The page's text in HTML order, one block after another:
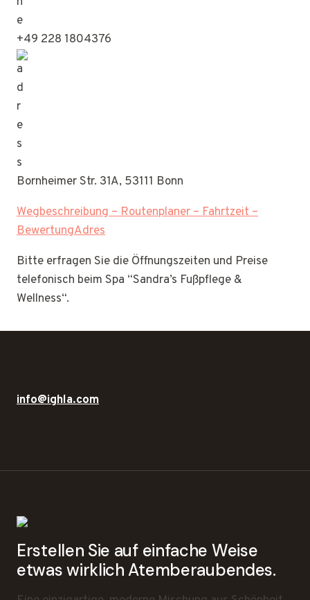
+49 228 1804376
Bornheimer Str. 31A, 53111 Bonn
Wegbeschreibung – Routenplaner – Fahrtzeit –
BewertungAdres
Bitte erfragen Sie die Öffnungszeiten und Preise
telefonisch beim Spa “Sandra’s Fußpflege &
Wellness“.
info@ighla.com
Erstellen Sie auf einfache Weise
etwas wirklich Atemberaubendes.